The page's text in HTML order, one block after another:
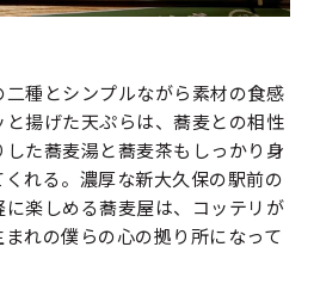
種とシンプルながら素材の食感
揚げた天ぷらは、蕎麦との相性
た蕎麦湯と蕎麦茶もしっかり身
れる。濃厚な新大久保の駅前の
楽しめる蕎麦屋は、コッテリが
れの僕らの心の拠り所になって